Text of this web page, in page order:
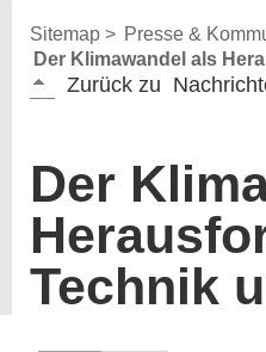
Sitemap > Presse &
Der Klimawandel als
Zurück zu
Der
Technik